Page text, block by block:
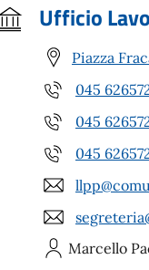
Ufficio
Piazza
045
045
045
Marcello